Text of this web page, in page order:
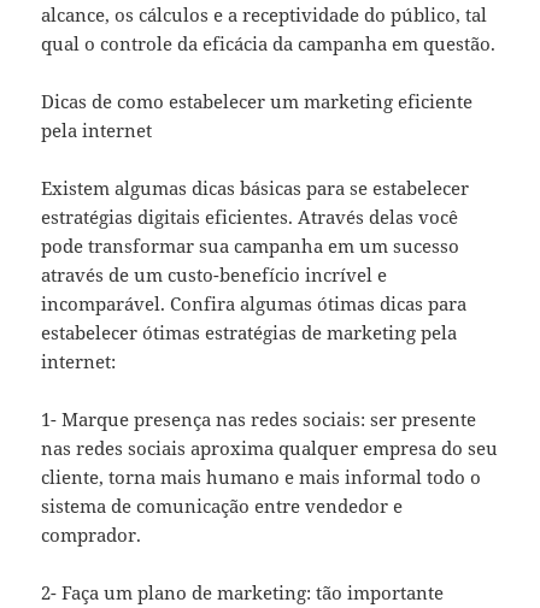
alcance, os cálculos e a receptividade do público, tal
qual o controle da eficácia da campanha em questão.
Dicas de como estabelecer um marketing eficiente
pela internet
Existem algumas dicas básicas para se estabelecer
estratégias digitais eficientes. Através delas você
pode transformar sua campanha em um sucesso
através de um custo-benefício incrível e
incomparável. Confira algumas ótimas dicas para
estabelecer ótimas estratégias de marketing pela
internet:
1- Marque presença nas redes sociais: ser presente
nas redes sociais aproxima qualquer empresa do seu
cliente, torna mais humano e mais informal todo o
sistema de comunicação entre vendedor e
comprador.
2- Faça um plano de marketing: tão importante